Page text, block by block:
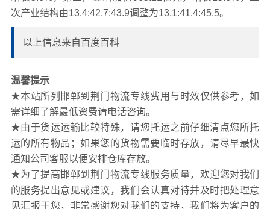
次产业结构由13.4:42.7:43.9调整为13.1:41.4:45.5。
以上信息来自百度百科
温馨提示
★本站所列邯郸到荆门物流专线费用与时效仅供参考，如
需详细了解最低资费请电话咨询。
★由于货运运输比较特殊，请您托运之前仔细清点您所托
运的所有物品；如果您的货物需要临时存放，请尽早最快
通知公司客服以便安排仓库存放。
★为了提高邯郸到荆门物流专线服务质量，欢迎您对我们
的服务提出意见或建议，我们会认真对待并及时把处理意
见汇报于您，非常感谢您对我们的支持，我们将为客户的